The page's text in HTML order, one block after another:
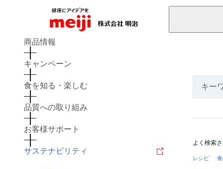
商品情報
キャンペーン
食を知る・楽しむ
品質への取り組み
お客様サポート
サステナビリティ
よく検索
レシピ